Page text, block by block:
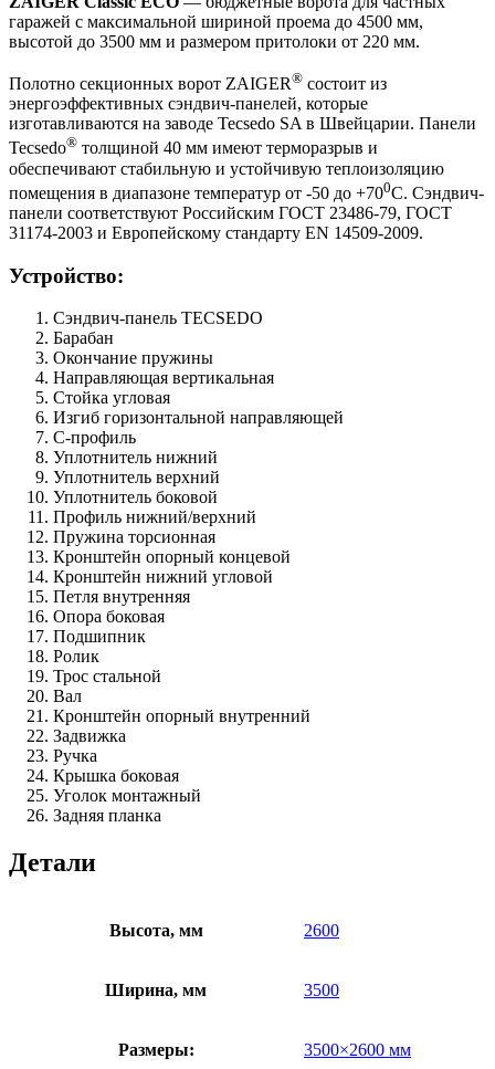
гаражей с максимальной шириной проема до 4500 мм,
высотой до 3500 мм и размером притолоки от 220 мм.
Полотно секционных ворот ZAIGER® состоит из
энергоэффективных сэндвич-панелей, которые
изготавливаются на заводе Tecsedo SA в Швейцарии. Панели
Tecsedo® толщиной 40 мм имеют терморазрыв и
обеспечивают стабильную и устойчивую теплоизоляцию
помещения в диапазоне температур от -50 до +700С. Сэндвич-
панели соответствуют Российским ГОСТ 23486-79, ГОСТ
31174-2003 и Европейскому стандарту EN 14509-2009.
Устройство:
Сэндвич-панель TECSEDO
Барабан
Окончание пружины
Направляющая вертикальная
Стойка угловая
Изгиб горизонтальной направляющей
С-профиль
Уплотнитель нижний
Уплотнитель верхний
Уплотнитель боковой
Профиль нижний/верхний
Пружина торсионная
Кронштейн опорный концевой
Кронштейн нижний угловой
Петля внутренняя
Опора боковая
Подшипник
Ролик
Трос стальной
Вал
Кронштейн опорный внутренний
Задвижка
Ручка
Крышка боковая
Уголок монтажный
Задняя планка
Детали
Высота, мм 2600
Ширина, мм 3500
Размеры: 3500×2600 мм